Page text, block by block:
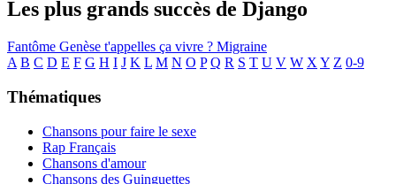
Les plus grands succès de Django
Fantôme Genèse t'appelles ça vivre ? Migraine
A B C D E F G H I J K L M N O P Q R S T U V W X Y Z 0-9
Thématiques
Chansons pour faire le sexe
Rap Français
Chansons d'amour
Chansons des Guinguettes